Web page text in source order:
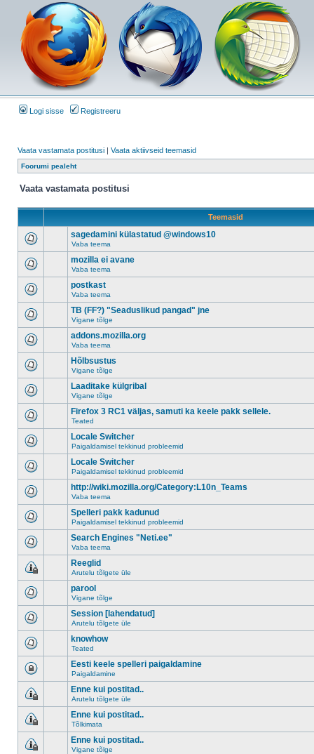
Logi sisse Registreeru
Vaata vastamata postitusi | Vaata aktiivseid teemasid
Foorumi pealeht
Vaata vastamata postitusi
Teemasid
sagedamini külastatud @windows10
Vaba teema
mozilla ei avane
Vaba teema
postkast
Vaba teema
TB (FF?) "Seaduslikud pangad" jne
Vigane tõlge
addons.mozilla.org
Vaba teema
Hõlbsustus
Vigane tõlge
Laaditake külgribal
Vigane tõlge
Firefox 3 RC1 väljas, samuti ka keele pakk sellele.
Teated
Locale Switcher
Paigaldamisel tekkinud probleemid
Locale Switcher
Paigaldamisel tekkinud probleemid
http://wiki.mozilla.org/Category:L10n_Teams
Vaba teema
Spelleri pakk kadunud
Paigaldamisel tekkinud probleemid
Search Engines "Neti.ee"
Vaba teema
Reeglid
Arutelu tõlgete üle
parool
Vigane tõlge
Session [lahendatud]
Arutelu tõlgete üle
knowhow
Teated
Eesti keele spelleri paigaldamine
Paigaldamine
Enne kui postitad..
Arutelu tõlgete üle
Enne kui postitad..
Tõlkimata
Enne kui postitad..
Vigane tõlge